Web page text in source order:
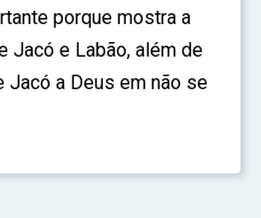
porque mostra a
Jacó e Labão, além de
a Deus em não se